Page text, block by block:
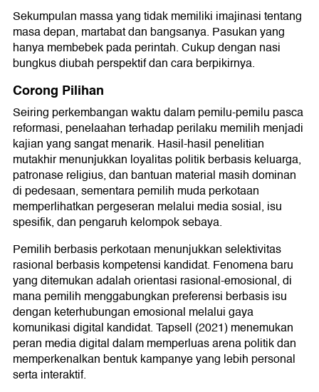
Sekumpulan massa yang tidak memiliki imajinasi tentang
masa depan, martabat dan bangsanya. Pasukan yang
hanya membebek pada perintah. Cukup dengan nasi
bungkus diubah perspektif dan cara berpikirnya.
Corong Pilihan
Seiring perkembangan waktu dalam pemilu-pemilu pasca
reformasi, penelaahan terhadap perilaku memilih menjadi
kajian yang sangat menarik. Hasil-hasil penelitian
mutakhir menunjukkan loyalitas politik berbasis keluarga,
patronase religius, dan bantuan material masih dominan
di pedesaan, sementara pemilih muda perkotaan
memperlihatkan pergeseran melalui media sosial, isu
spesifik, dan pengaruh kelompok sebaya.
Pemilih berbasis perkotaan menunjukkan selektivitas
rasional berbasis kompetensi kandidat. Fenomena baru
yang ditemukan adalah orientasi rasional-emosional, di
mana pemilih menggabungkan preferensi berbasis isu
dengan keterhubungan emosional melalui gaya
komunikasi digital kandidat. Tapsell (2021) menemukan
peran media digital dalam memperluas arena politik dan
memperkenalkan bentuk kampanye yang lebih personal
serta interaktif.